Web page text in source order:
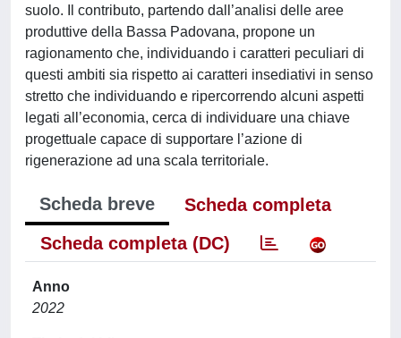
suolo. Il contributo, partendo dall’analisi delle aree
produttive della Bassa Padovana, propone un
ragionamento che, individuando i caratteri peculiari di
questi ambiti sia rispetto ai caratteri insediativi in senso
stretto che individuando e ripercorrendo alcuni aspetti
legati all’economia, cerca di individuare una chiave
progettuale capace di supportare l’azione di
rigenerazione ad una scala territoriale.
Scheda breve
Scheda completa
Scheda completa (DC)
Anno
2022